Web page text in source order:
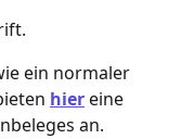
ein normaler
hier eine
an.